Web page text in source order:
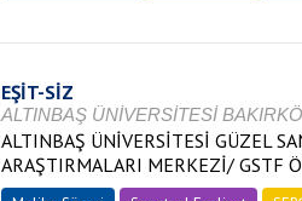
EŞİT-SİZ
ALTINBAŞ ÜNİVERSİTESİ
ALTINBAŞ ÜNİVERSİTESİ GÜZEL
ARAŞTIRMALARI MERKEZİ/ GSTF